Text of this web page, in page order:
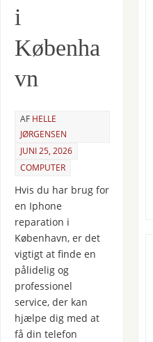
i
Københa
vn
AF HELLE
JØRGENSEN
JUNI 25, 2026
COMPUTER
Hvis du har brug for
en Iphone
reparation i
København, er det
vigtigt at finde en
pålidelig og
professionel
service, der kan
hjælpe dig med at
få din telefon